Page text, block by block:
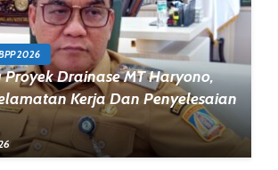
2026
Drainase MT Haryono,
Kerja Dan Penyelesaian